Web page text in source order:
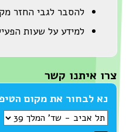
להסבר לגבי החזר
למידע על שעות הפעילות
איתנו קשר
נא לבחור את מקום הטיפול